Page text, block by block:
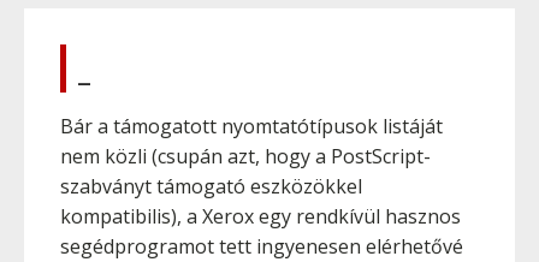
Bár a támogatott nyomtatótípusok listáját
nem közli (csupán azt, hogy a PostScript-
szabványt támogató eszközökkel
kompatibilis), a Xerox egy rendkívül hasznos
segédprogramot tett ingyenesen elérhetővé